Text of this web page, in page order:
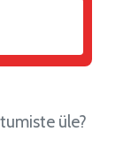
üle?